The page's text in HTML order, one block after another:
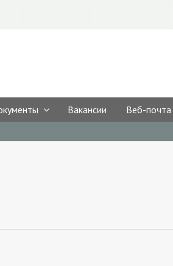
Вакансии Веб-почта